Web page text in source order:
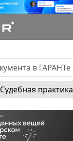
Судебная практика